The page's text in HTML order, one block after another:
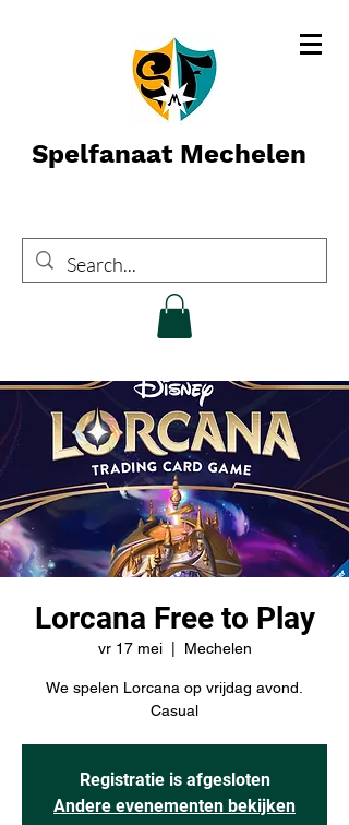
Spelfanaat Mechelen
Lorcana Free to Play
vr 17 mei
  |
Mechelen
We spelen Lorcana op vrijdag avond.
Casual
Registratie is afgesloten
Andere evenementen bekijken